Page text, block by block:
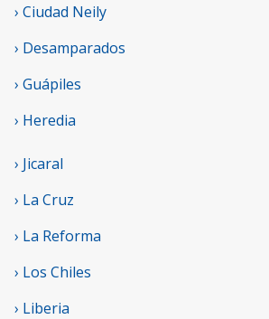
› Ciudad Neily
› Desamparados
› Guápiles
› Heredia
› Jicaral
› La Cruz
› La Reforma
› Los Chiles
› Liberia